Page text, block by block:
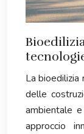
La
delle
ambientale
approccio